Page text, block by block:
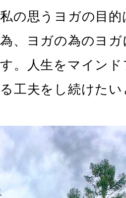
私の思うヨガの目
為、ヨガの為のヨ
す。人生をマイン
る工夫をし続けた